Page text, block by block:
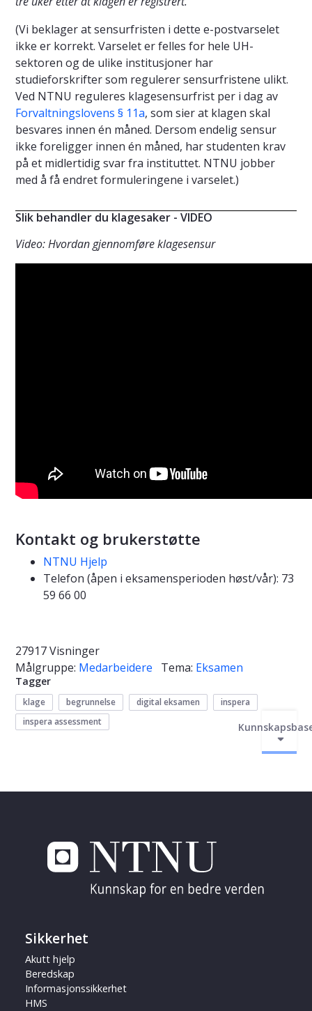
(Vi beklager at sensurfristen i dette e-postvarselet
ikke er korrekt. Varselet er felles for hele UH-
sektoren og de ulike institusjoner har
studieforskrifter som regulerer sensurfristene ulikt.
Ved NTNU reguleres klagesensurfrist per i dag av
Forvaltningslovens § 11a, som sier at klagen skal
besvares innen én måned. Dersom endelig sensur
ikke foreligger innen én måned, har studenten krav
på et midlertidig svar fra instituttet. NTNU jobber
med å få endret formuleringene i varselet.)
Slik behandler du klagesaker - VIDEO
Video: Hvordan gjennomføre klagesensur
Kontakt og brukerstøtte
NTNU Hjelp
Telefon (åpen i eksamensperioden høst/vår): 73
59 66 00
27917 Visninger
Målgruppe: Medarbeidere Tema: Eksamen
Tagger
klage begrunnelse digital eksamen
inspera
inspera assessment
Sikkerhet
Akutt hjelp
Beredskap
Informasjonssikkerhet
HMS